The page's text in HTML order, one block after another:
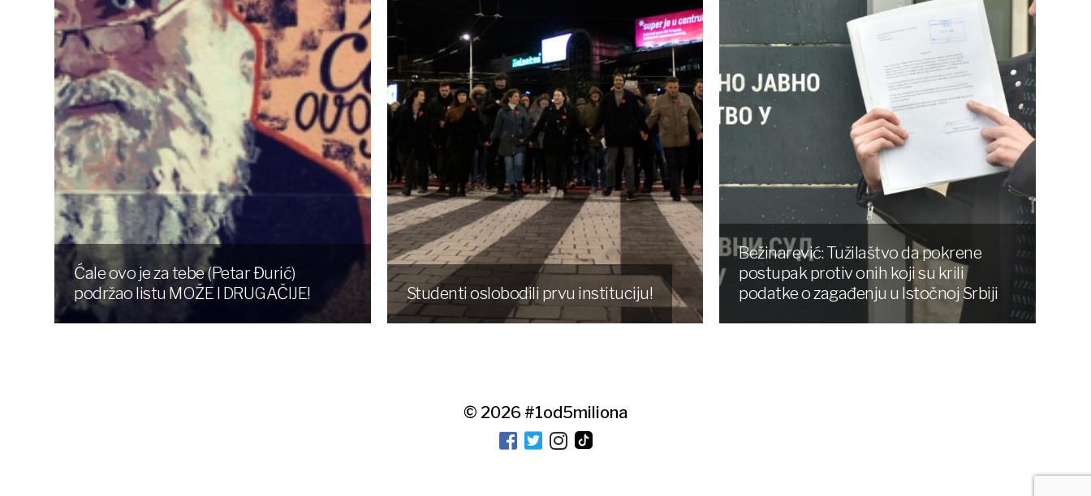
Ćale ovo je za tebe (Petar Đurić)
podržao listu MOŽE I DRUGAČIJE!
Studenti oslobodili prvu instituciju!
Bežinarević: Tužilaštvo da pokrene
postupak protiv onih koji su krili
podatke o zagađenju u Istočnoj Srbiji
© 2026 #1od5miliona